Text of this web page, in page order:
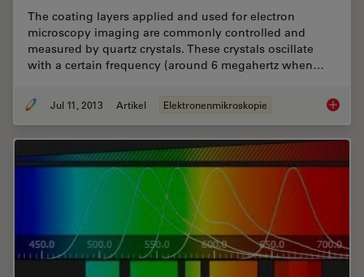
The coating layers applied and used for electron
microscopy imaging are commonly controlled and
measured by quartz crystals. These crystals oscillate
with a certain frequency (around 6 megahertz when…
Jul 11, 2013 Artikel Elektronenmikroskopie Carbon